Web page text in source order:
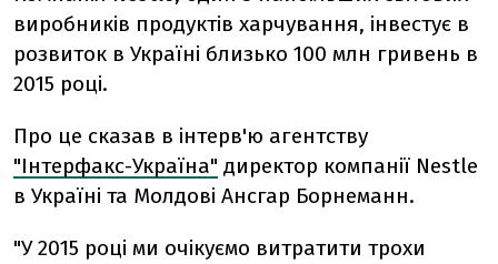
виробників продуктів харчування, інвестує в
розвиток в Україні близько 100 млн гривень в
2015 році.
Про це сказав в інтерв'ю агентству
"Інтерфакс-Україна" директор компанії Nestle
в Україні та Молдові Ансгар Борнеманн.
"У 2015 році ми очікуємо витратити трохи